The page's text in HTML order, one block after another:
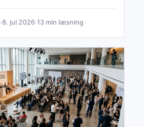
·8. jul 2026·13 min læsning